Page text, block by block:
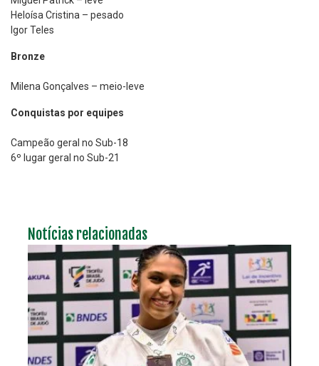
Heloísa Cristina – pesado
Igor Teles
Bronze
Milena Gonçalves – meio-leve
Conquistas por equipes
Campeão geral no Sub-18
6º lugar geral no Sub-21
Notícias relacionadas